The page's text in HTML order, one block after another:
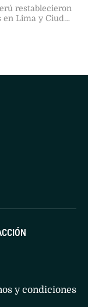
restablecieron
Lima y Ciudad
peruano
y condiciones